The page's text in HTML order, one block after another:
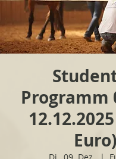
Programm
Euro)